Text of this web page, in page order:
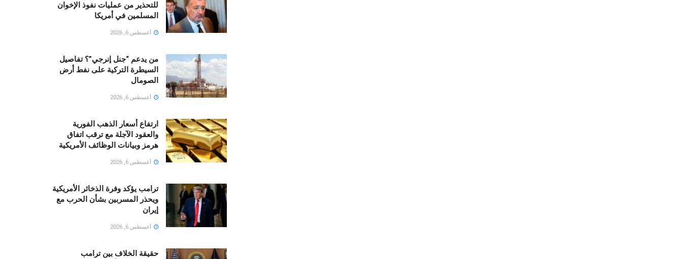
للتحذير من عمليات نفوذ الإخوان
المسلمين في أمريكا
أغسطس 6, 2026
من يدعم “جنل إنرجي”؟ تفاصيل
السيطرة التركية على نفط أرض
الصومال
أغسطس 6, 2026
ارتفاع أسعار الذهب الفورية
والعقود الآجلة مع ترقب اتفاق
هرمز وبيانات الوظائف الأمريكية
أغسطس 6, 2026
ترامب يؤكد وفرة الذخائر الأمريكية
ويحذر المسربين بشأن الحرب مع
إيران
أغسطس 6, 2026
حقيقة الخلاف بين ترامب